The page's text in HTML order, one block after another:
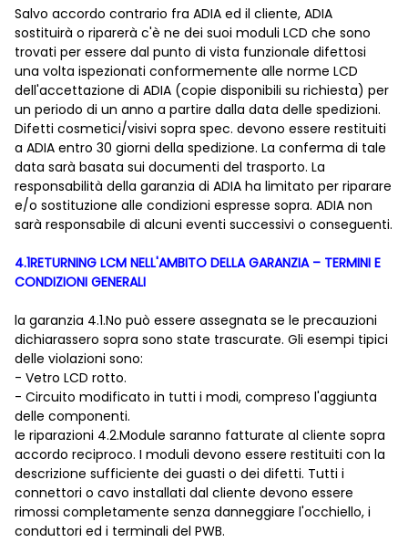
Salvo accordo contrario fra ADIA ed il cliente, ADIA
sostituirà o riparerà c'è ne dei suoi moduli LCD che sono
trovati per essere dal punto di vista funzionale difettosi
una volta ispezionati conformemente alle norme LCD
dell'accettazione di ADIA (copie disponibili su richiesta) per
un periodo di un anno a partire dalla data delle spedizioni.
Difetti cosmetici/visivi sopra spec. devono essere restituiti
a ADIA entro 30 giorni della spedizione. La conferma di tale
data sarà basata sui documenti del trasporto. La
responsabilità della garanzia di ADIA ha limitato per riparare
e/o sostituzione alle condizioni espresse sopra. ADIA non
sarà responsabile di alcuni eventi successivi o conseguenti.
4.1RETURNING LCM NELL'AMBITO DELLA GARANZIA – TERMINI E
CONDIZIONI GENERALI
la garanzia 4.1.No può essere assegnata se le precauzioni
dichiarassero sopra sono state trascurate. Gli esempi tipici
delle violazioni sono:
- Vetro LCD rotto.
- Circuito modificato in tutti i modi, compreso l'aggiunta
delle componenti.
le riparazioni 4.2.Module saranno fatturate al cliente sopra
accordo reciproco. I moduli devono essere restituiti con la
descrizione sufficiente dei guasti o dei difetti. Tutti i
connettori o cavo installati dal cliente devono essere
rimossi completamente senza danneggiare l'occhiello, i
conduttori ed i terminali del PWB.